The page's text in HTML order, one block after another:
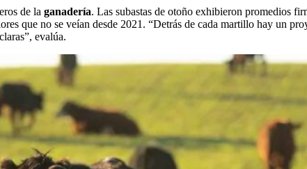
de la ganadería. Las subastas de otoño exhibieron promedios
que no se veían desde 2021. “Detrás de cada martillo hay un
evalúa.